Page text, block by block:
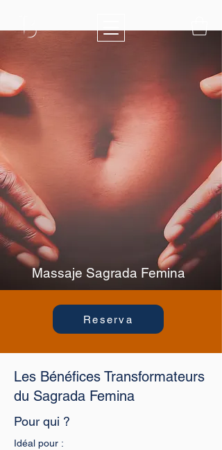
Massaje Sagrada Femina
Reserva
Les Bénéfices Transformateurs
du Sagrada Femina
Pour qui ?
Idéal pour :